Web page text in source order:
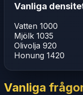
Vanliga
Vatten 1000
Mjölk 1035
Olivolja 920
Honung 1420
Vanliga